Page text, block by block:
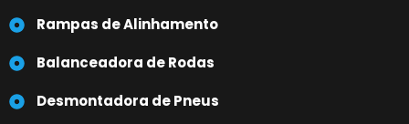
Rampas de Alinhamento
Balanceadora de Rodas
Desmontadora de Pneus